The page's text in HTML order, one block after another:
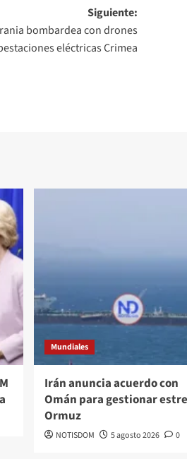
Siguiente:
bombardea con drones
eléctricas Crimea
Mundiales
Irán anuncia acuerdo con
Omán para gestionar
Ormuz
NOTISDOM 5 agosto 2026 0